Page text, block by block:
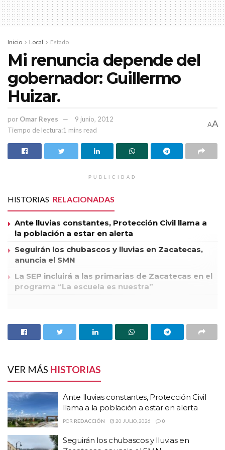
Inicio Local Estado
Mi renuncia depende del
gobernador: Guillermo
Huizar.
por Omar Reyes
9 junio, 2012
Tiempo de lectura:1 mins read
AA
PUBLICIDAD
HISTORIAS RELACIONADAS
Ante lluvias constantes, Protección Civil llama a
la población a estar en alerta
Seguirán los chubascos y lluvias en Zacatecas,
anuncia el SMN
La SEP incluirá a las primarias de Zacatecas en el
programa “La escuela es nuestra”
denunciaran públicamente que Guillermo Huizar Carranza
debe renunciar a su cargo para que el proceso de denuncia en
Hace unos días la denuncia fue presentada ante la Fepade por
actos proselitistas a favor del PRI, con base en una serie de audios
grabados en una reunión que Guillermo Huizar sostuvo con
trabajadores de la Contraloría.
El contralor interno rechazó tajantemente la veracidad de las
VER MÁS HISTORIAS
Ante lluvias constantes, Protección Civil
llama a la población a estar en alerta
POR REDACCIÓN 20 JULIO, 2026 0
Seguirán los chubascos y lluvias en